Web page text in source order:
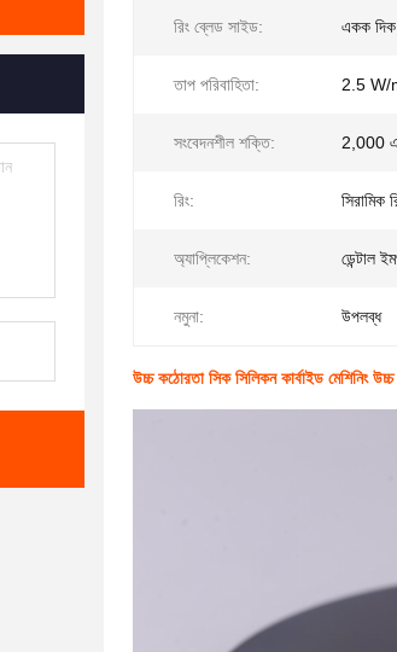
রিং ব্লেড সাইড: একক দিক
তাপ পরিবাহিতা: 2.5 W/
সংবেদনশীল শক্তি: 2,000
রিং: সিরামিক
অ্যাপ্লিকেশন: ডেন্টাল
নমুনা: উপলব্ধ
উচ্চ কঠোরতা সিক সিলিকন কার্বাইড মেশিনিং উচ্চ